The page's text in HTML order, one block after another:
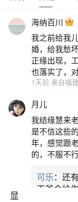
吗？都是很常见
引起大麻烦，下
一、两个人
因为每一个
命运学之中，存
八字相克，如果
生的影响肯定
姻感情之中，
前化解的。八
合，最后也未
显
海纳百川
我之前给我
婚，给我愁
正缘出现，
也落实了，
1天前 来自福建
月儿
我结缘慧来
是不信这些
年，感觉跟
的，不服不行
可乐：还
天爷会给